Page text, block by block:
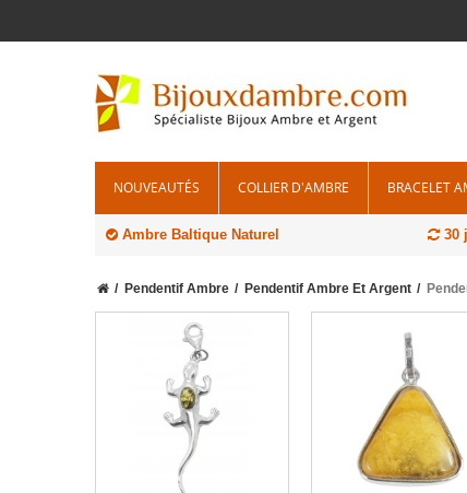
NOUVEAUTÉS COLLIER D'AMBRE BRACELET
Ambre Baltique Naturel 30
Pendentif Ambre Pendentif Ambre Et Argent